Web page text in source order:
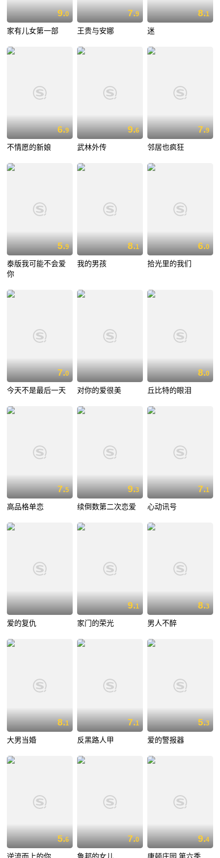
9.0
家有儿女第一部
7.9
王贵与安娜
8.1
迷
6.9
不情愿的新娘
9.6
武林外传
7.9
邻居也疯狂
5.9
泰版我可能不会爱
你
8.1
我的男孩
6.0
拾光里的我们
7.0
今天不是最后一天 对你的爱很美
8.0
丘比特的眼泪
7.5
高品格单恋
9.3
续倒数第二次恋爱
7.1
心动讯号
爱的复仇
9.1
家门的荣光
8.3
男人不醉
8.1
大男当婚
7.1
反黑路人甲
5.3
爱的警报器
5.6
逆流而上的你
7.0
鲁邦的女儿
9.4
唐顿庄园 第六季